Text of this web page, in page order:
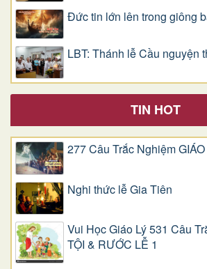
Đức tin lớn lên trong giông
LBT: Thánh lễ Cầu nguyện
TIN HOT
277 Câu Trắc Nghiệm
Nghi thức lễ Gia Tiên
Vui Học Giáo Lý 531 Câu
TỘI & RƯỚC LỄ 1